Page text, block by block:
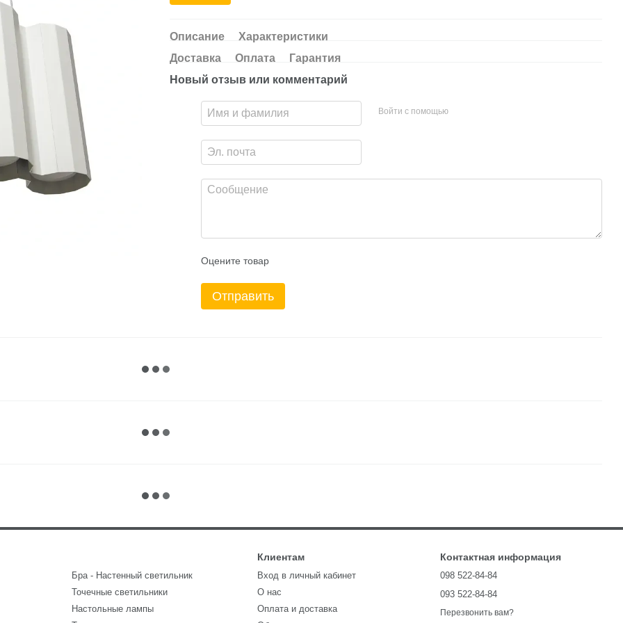
Описание
Характеристики
Доставка
Оплата
Гарантия
Новый отзыв или комментарий
Войти с помощью
Оцените товар
Отправить
Бра - Настенный светильник
Точечные светильники
Настольные лампы
Клиентам
Вход в личный кабинет
О нас
Оплата и доставка
Контактная информация
098 522-84-84
093 522-84-84
Перезвонить вам?